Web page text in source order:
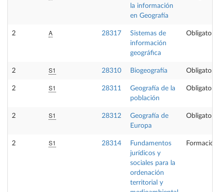
la información
en Geografía
2 A 28317
Sistemas de
información
geográfica
Obligatoria
2 S1 28310 Biogeografía Obligatoria
2 S1 28311
Geografía de la
población
Obligatoria
2 S1 28312
Geografía de
Europa
Obligatoria
2 S1 28314
Fundamentos
jurídicos y
sociales para la
ordenación
territorial y
Formación